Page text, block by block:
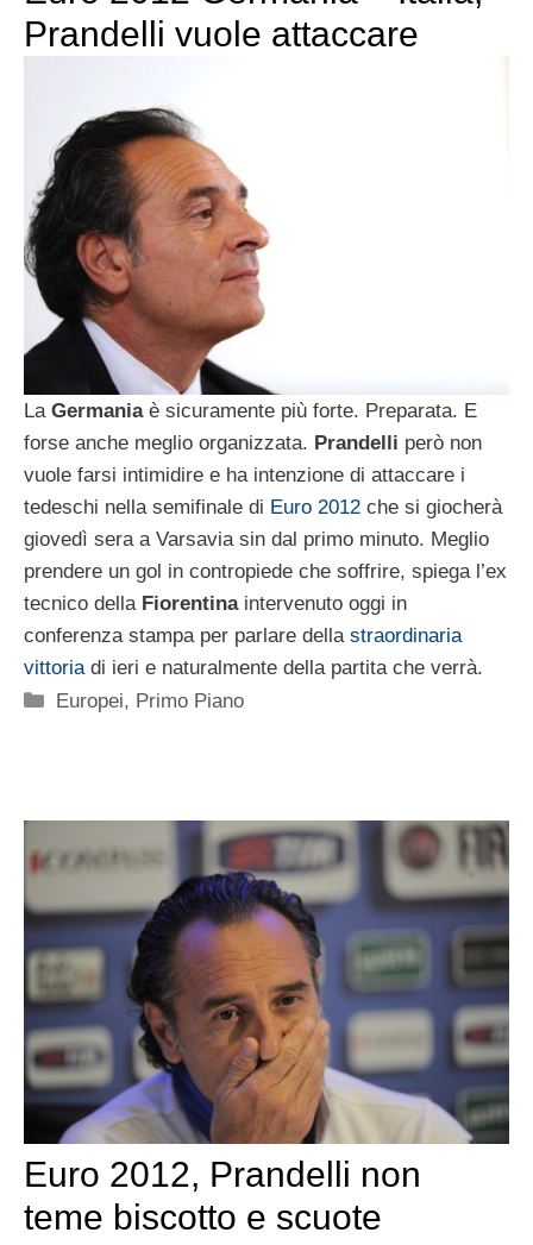
Prandelli vuole attaccare
La Germaniaè sicuramente più forte. Preparata. E
forse anche meglio organizzata. Prandelli però non
vuole farsi intimidire e ha intenzione di attaccare i
tedeschi nella semifinale di Euro 2012 che si giocherà
giovedì sera a Varsavia sin dal primo minuto. Meglio
prendere un gol in contropiede che soffrire, spiega l’ex
tecnico della Fiorentinaintervenuto oggi in
conferenza stampa per parlare della straordinaria
vittoria di ieri e naturalmente della partita che verrà.
Categorie
Europei, Primo Piano
Euro 2012, Prandelli non
teme biscotto e scuote